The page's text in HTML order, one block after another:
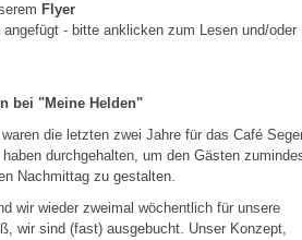
Flyer
- bitte anklicken zum Lesen und/oder
bei "Meine Helden"
die letzten zwei Jahre für das Café
durchgehalten, um den Gästen
Nachmittag zu gestalten.
wir wieder zweimal wöchentlich für unsere
wir sind (fast) ausgebucht. Unser Konzept,